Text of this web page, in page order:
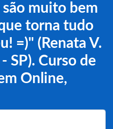
são muito bem
torna tudo
=)" (Renata V.
SP). Curso de
Online,